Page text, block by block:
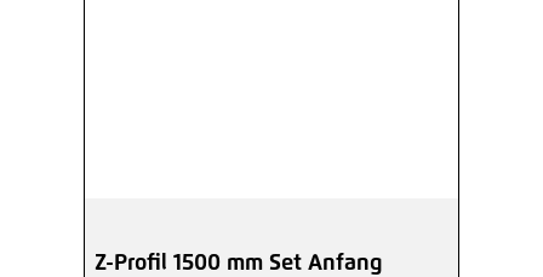
Z-Profil 1500 mm Set Anfang